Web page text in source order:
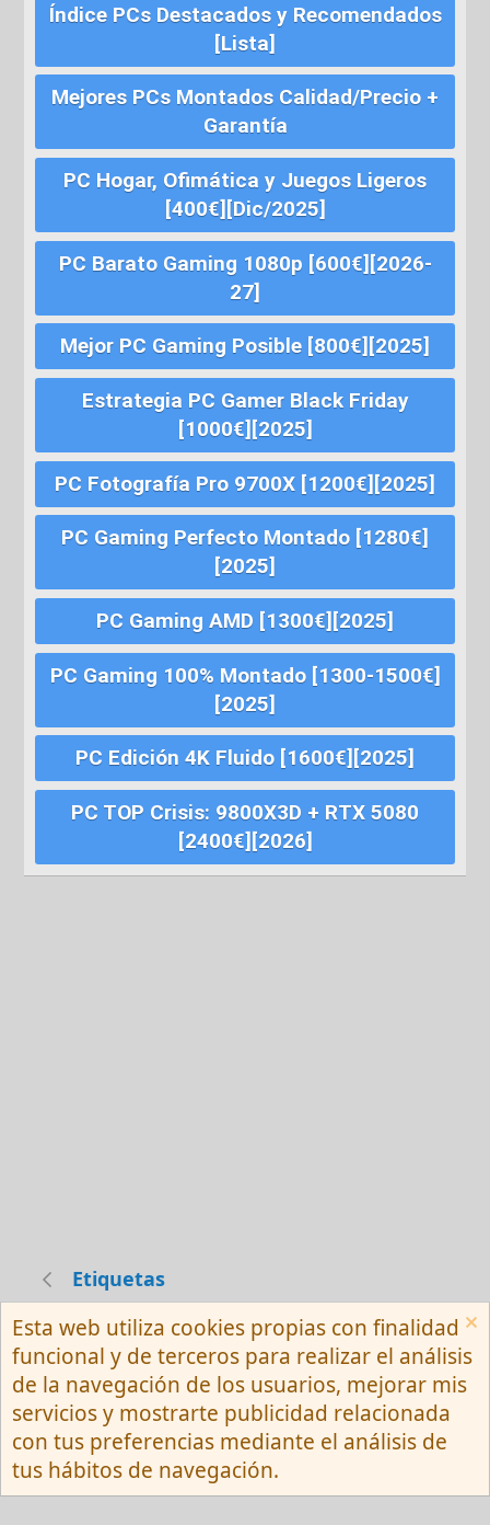
Índice PCs Destacados y Recomendados
[Lista]
Mejores PCs Montados Calidad/Precio +
Garantía
PC Hogar, Ofimática y Juegos Ligeros
[400€][Dic/2025]
PC Barato Gaming 1080p [600€][2026-
27]
Mejor PC Gaming Posible [800€][2025]
Estrategia PC Gamer Black Friday
[1000€][2025]
PC Fotografía Pro 9700X [1200€][2025]
PC Gaming Perfecto Montado [1280€]
[2025]
PC Gaming AMD [1300€][2025]
PC Gaming 100% Montado [1300-1500€]
[2025]
PC Edición 4K Fluido [1600€][2025]
PC TOP Crisis: 9800X3D + RTX 5080
[2400€][2026]
Etiquetas
Español (Neutro) Tu
Contactarnos
Términos y reglas
Privacy policy
Ayuda
R
S
S
Community platform by XenForo ® © 2010-
2026 XenForo Ltd.
Esta web utiliza cookies propias con finalidad
funcional y de terceros para realizar el análisis
de la navegación de los usuarios, mejorar mis
servicios y mostrarte publicidad relacionada
con tus preferencias mediante el análisis de
tus hábitos de navegación.